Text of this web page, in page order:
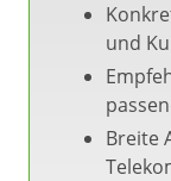
und
Breite